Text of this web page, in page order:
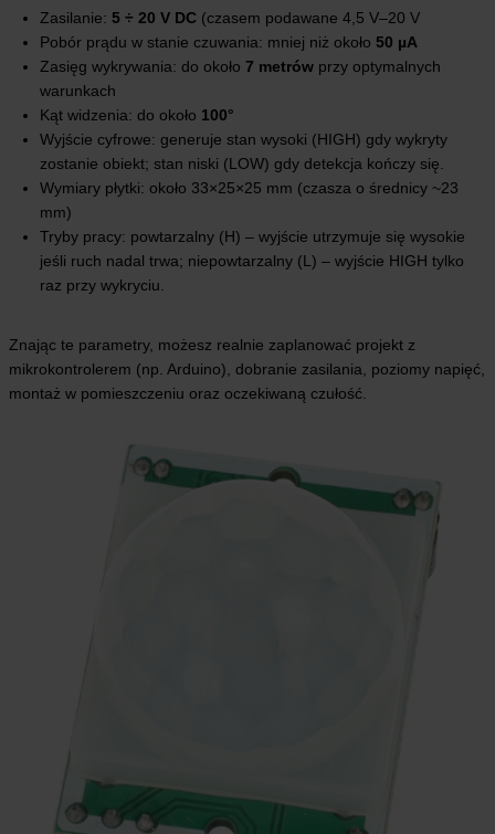
Zasilanie: 5 ÷ 20 V DC (czasem podawane 4,5 V–20 V
Pobór prądu w stanie czuwania: mniej niż około 50 µA
Zasięg wykrywania: do około 7 metrów przy optymalnych
warunkach
Kąt widzenia: do około 100°
Wyjście cyfrowe: generuje stan wysoki (HIGH) gdy wykryty
zostanie obiekt; stan niski (LOW) gdy detekcja kończy się.
Wymiary płytki: około 33×25×25 mm (czasza o średnicy ~23
mm)
Tryby pracy: powtarzalny (H) – wyjście utrzymuje się wysokie
jeśli ruch nadal trwa; niepowtarzalny (L) – wyjście HIGH tylko
raz przy wykryciu.
Znając te parametry, możesz realnie zaplanować projekt z
mikrokontrolerem (np. Arduino), dobranie zasilania, poziomy napięć,
montaż w pomieszczeniu oraz oczekiwaną czułość.